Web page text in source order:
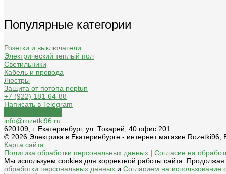
Популярные категории
Розетки и выключатели
Электрический теплый пол
Светильники
Кабель и провода
Люстры
Защита от потопа neptun
+7 (922) 181-64-88
Написать в Telegram
info@rozetki96.ru
620109, г. Екатеринбург, ул. Токарей, 40 офис 201
© 2026 Электрика в Екатеринбурге - интернет магазин
Карта сайта
Политика обработки персональных данных | Согласие на
Мы используем cookies для корректной работы сайта.
обработки персональных данных и Согласием на использование